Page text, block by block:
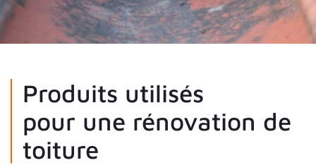
Produits utilisés
pour une rénovation de
toiture